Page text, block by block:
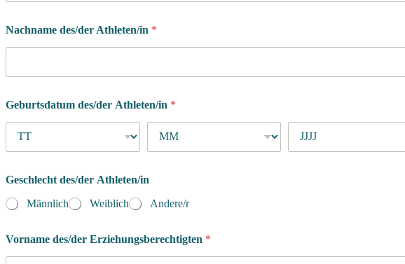
Nachname des/der Athleten/in *
Geburtsdatum des/der Athleten/in *
Geschlecht des/der Athleten/in
Männlich
Weiblich Andere/r
Vorname des/der Erziehungsberechtigten *